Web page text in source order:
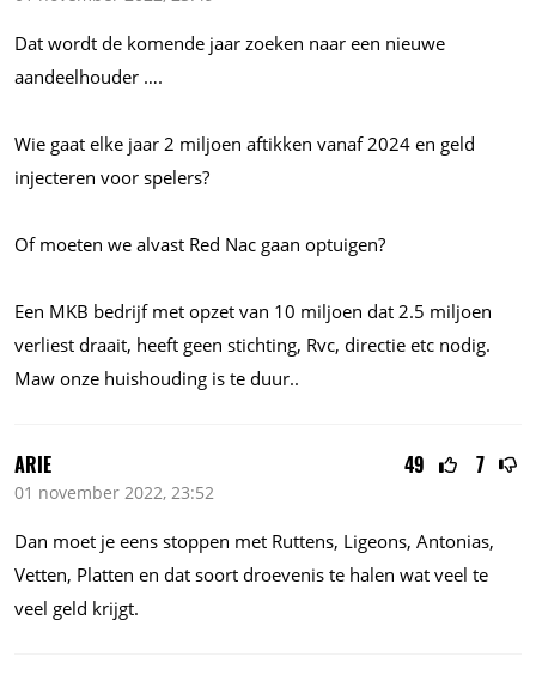
Dat wordt de komende jaar zoeken naar een nieuwe
aandeelhouder ….
Wie gaat elke jaar 2 miljoen aftikken vanaf 2024 en geld
injecteren voor spelers?
Of moeten we alvast Red Nac gaan optuigen?
Een MKB bedrijf met opzet van 10 miljoen dat 2.5 miljoen
verliest draait, heeft geen stichting, Rvc, directie etc nodig.
Maw onze huishouding is te duur..
49 7
ARIE
01 november 2022, 23:52
Dan moet je eens stoppen met Ruttens, Ligeons, Antonias,
Vetten, Platten en dat soort droevenis te halen wat veel te
veel geld krijgt.